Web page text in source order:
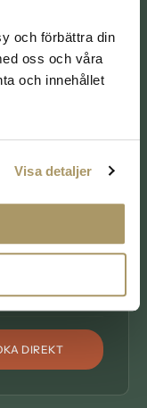
och förbättra din
oss och våra
och innehållet
Visa detaljer
nyårssupé,
SPA
DIREKT